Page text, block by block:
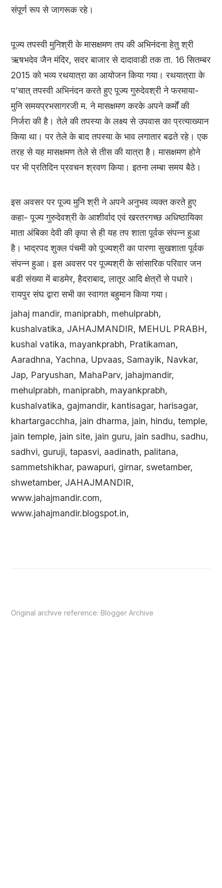
संपूर्ण रूप से जागरूक रहे।
पूज्य तपस्वी मुनिश्री के मासक्षमण तप की अभिनंदना हेतु श्री
ऋषभदेव जैन मंदिर, सदर बाजार से दादावाडी तक ता. 16 सितम्बर
2015 को भव्य रथयात्रा का आयोजन किया गया। रथयात्राा के
प’चात् तपस्वी अभिनंदन करते हुए पूज्य गुरुदेवश्री ने फरमाया-
मुनि समयप्रभसागरजी म. ने मासक्षमण करके अपने कर्मों की
निर्जरा की है। तेले की तपस्या के लक्ष्य से उपवास का प्रत्याख्यान
किया था। पर तेले के बाद तपस्या के भाव लगातार बढते रहे। एक
तरह से यह मासक्षमण तेले से तीस की यात्रा है। मासक्षमण होने
पर भी प्रतिदिन प्रवचन श्रवण किया। इतना लम्बा समय बैठे।
इस अवसर पर पूज्य मुनि श्री ने अपने अनुभव व्यक्त करते हुए
कहा- पूज्य गुरुदेवश्री के आशीर्वाद एवं खरतरगच्छ अधिष्ठायिका
माता अंबिका देवी की कृपा से ही यह तप शाता पूर्वक संपन्न हुआ
है। भाद्रपद शुक्ल पंचमी को पूज्यश्री का पारणा सुखशाता पूर्वक
संपन्न हुआ। इस अवसर पर पूज्यश्री के सांसारिक परिवार जन
बडी संख्या में बाडमेर, हैदराबाद, लातूर आदि क्षेत्रों से पधारे।
रायपुर संघ द्वारा सभी का स्वागत बहुमान किया गया।
jahaj mandir, maniprabh, mehulprabh,
kushalvatika, JAHAJMANDIR, MEHUL PRABH,
kushal vatika, mayankprabh, Pratikaman,
Aaradhna, Yachna, Upvaas, Samayik, Navkar,
Jap, Paryushan, MahaParv, jahajmandir,
mehulprabh, maniprabh, mayankprabh,
kushalvatika, gajmandir, kantisagar, harisagar,
khartargacchha, jain dharma, jain, hindu, temple,
jain temple, jain site, jain guru, jain sadhu, sadhu,
sadhvi, guruji, tapasvi, aadinath, palitana,
sammetshikhar, pawapuri, girnar, swetamber,
shwetamber, JAHAJMANDIR,
www.jahajmandir.com,
www.jahajmandir.blogspot.in,
Original archive reference:Blogger Archive